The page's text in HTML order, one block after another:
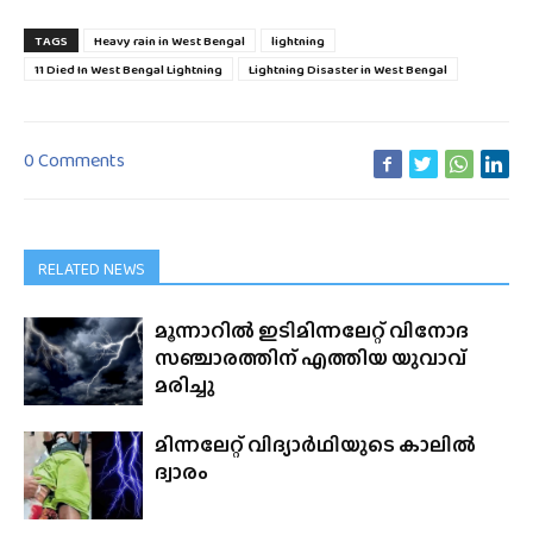
TAGS Heavy rain in West Bengal
lightning
11 Died In West Bengal Lightning
Lightning Disaster in West Bengal
0 Comments
RELATED NEWS
മൂന്നാറിൽ ഇടിമിന്നലേറ്റ് വിനോദ
സഞ്ചാരത്തിന് എത്തിയ യുവാവ്
മരിച്ചു
മിന്നലേറ്റ് വിദ്യാർഥിയുടെ കാലിൽ
ദ്വാരം